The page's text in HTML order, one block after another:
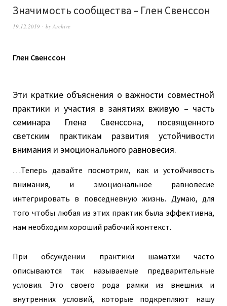
Значимость сообщества – Глен Свенссон
19.12.2019 by Archive
Глен Свенссон
Эти краткие объяснения о важности совместной
практики и участия в занятиях вживую – часть
семинара Глена Свенссона, посвященного
светским практикам развития устойчивости
внимания и эмоционального равновесия.
…Теперь давайте посмотрим, как и устойчивость
внимания, и эмоциональное равновесие
интегрировать в повседневную жизнь. Думаю, для
того чтобы любая из этих практик была эффективна,
нам необходим хороший рабочий контекст.
При обсуждении практики шаматхи часто
описываются так называемые предварительные
условия. Это своего рода рамки из внешних и
внутренних условий, которые подкрепляют нашу